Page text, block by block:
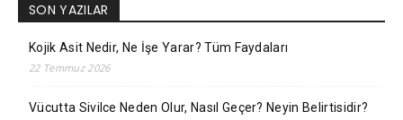
SON YAZILAR
Kojik Asit Nedir, Ne İşe Yarar? Tüm Faydaları
22 Temmuz 2026
Vücutta Sivilce Neden Olur, Nasıl Geçer? Neyin Belirtisidir?